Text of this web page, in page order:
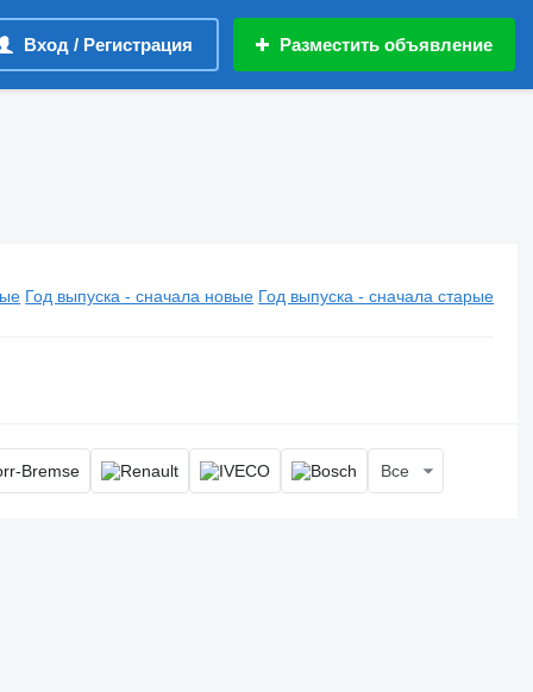
Вход / Регистрация Разместить объявление
Год выпуска - сначала новые Год выпуска - сначала старые
Все